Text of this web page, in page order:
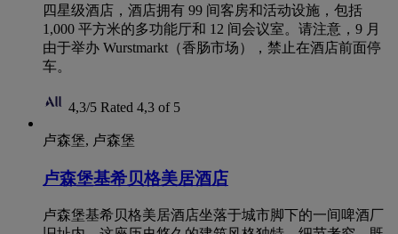
四星级酒店，酒店拥有 99 间客房和活动设施，包括
1,000 平方米的多功能厅和 12 间会议室。请注意，9 月
由于举办 Wurstmarkt（香肠市场），禁止在酒店前面停
车。
4,3/5 Rated 4,3 of 5
卢森堡, 卢森堡
卢森堡基希贝格美居酒店
卢森堡基希贝格美居酒店坐落于城市脚下的一间啤酒厂